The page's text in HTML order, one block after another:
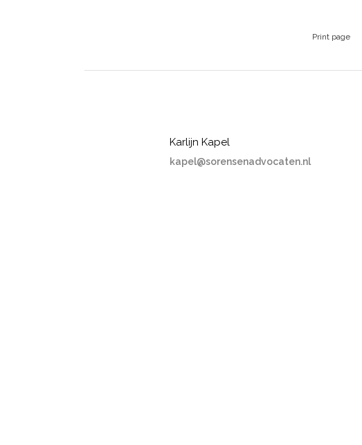
Print page
Karlijn Kapel
kapel@sorensenadvocaten.nl